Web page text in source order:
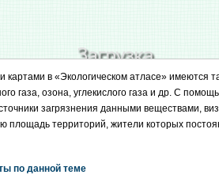
картами в «Экологическом атласе» имеются
газа, озона, углекислого газа и др. С
загрязнения данными веществами,
площадь территорий, жители которых
по данной теме